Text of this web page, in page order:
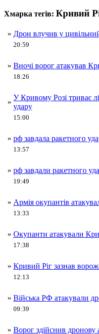
Хмарка тегів: Кривий
» Дрон влучив у
20:59
» Вночі ворог атакував
18:26
»
У Кривому Розі триває
удару
15:00
» рф завдала ракетного
13:57
» рф завдали ракетного
19:49
» Армія окупантів
13:33
» Окупанти атакували
17:38
» Кривий Ріг зазнав
12:13
» Війська РФ атакували
09:39
» Ворог здійснив